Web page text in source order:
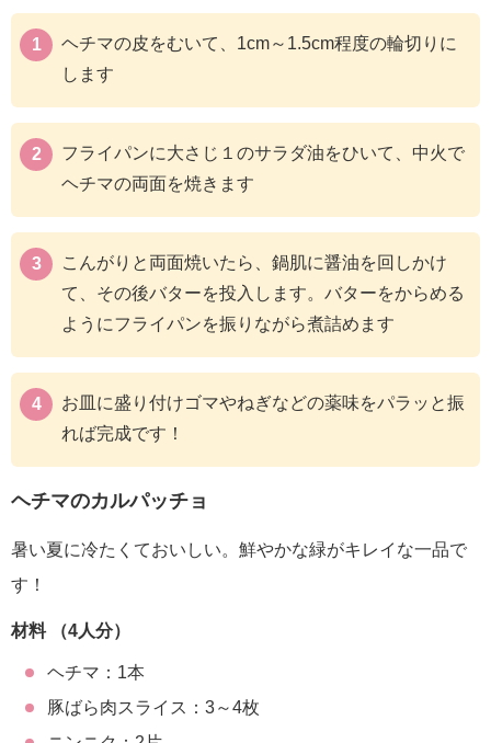
ヘチマの皮をむいて、1cm～1.5cm程度の輪切りに
します
フライパンに大さじ１のサラダ油をひいて、中火で
ヘチマの両面を焼きます
こんがりと両面焼いたら、鍋肌に醤油を回しかけ
て、その後バターを投入します。バターをからめる
ようにフライパンを振りながら煮詰めます
お皿に盛り付けゴマやねぎなどの薬味をパラッと振
れば完成です！
ヘチマのカルパッチョ
暑い夏に冷たくておいしい。鮮やかな緑がキレイな一品で
す！
材料 （4人分）
ヘチマ：1本
豚ばら肉スライス：3～4枚